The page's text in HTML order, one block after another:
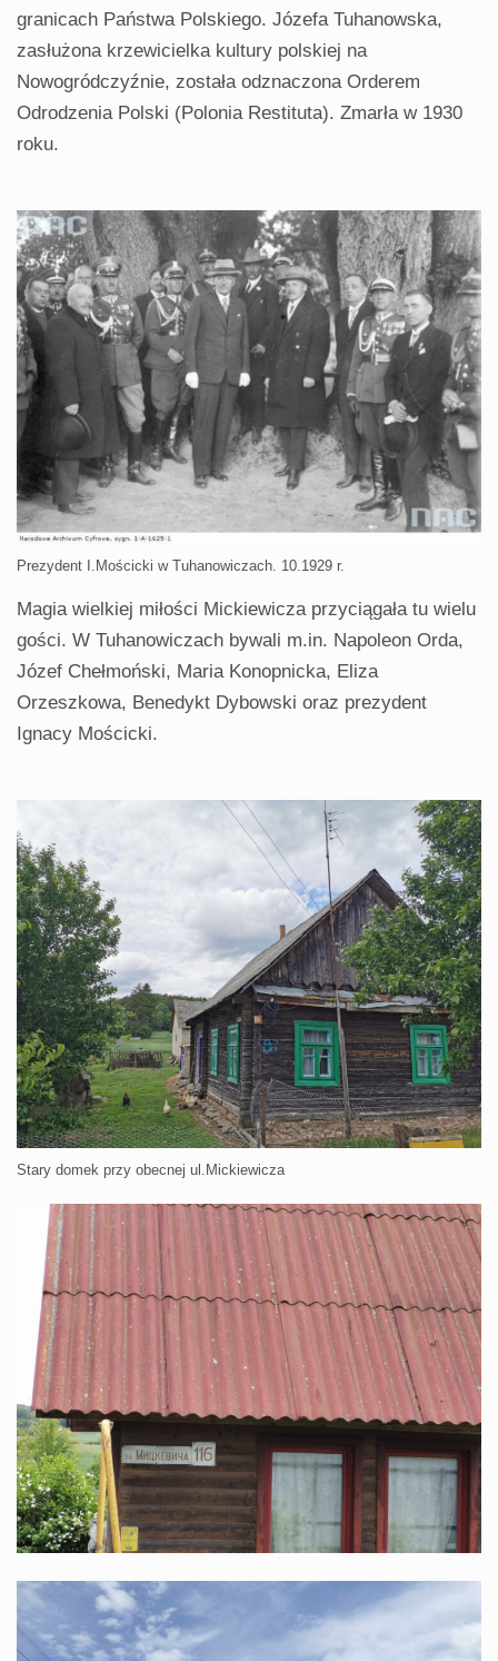
granicach Państwa Polskiego. Józefa Tuhanowska,
zasłużona krzewicielka kultury polskiej na
Nowogródczyźnie, została odznaczona Orderem
Odrodzenia Polski (Polonia Restituta). Zmarła w 1930
roku.
Prezydent I.Mościcki w Tuhanowiczach. 10.1929 r.
Magia wielkiej miłości Mickiewicza przyciągała tu wielu
gości. W Tuhanowiczach bywali m.in. Napoleon Orda,
Józef Chełmoński, Maria Konopnicka, Eliza
Orzeszkowa, Benedykt Dybowski oraz prezydent
Ignacy Mościcki.
Stary domek przy obecnej ul.Mickiewicza